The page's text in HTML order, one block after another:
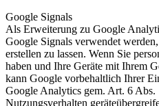
Google Signals
Als Erweiterung zu Google
Google Signals verwendet
erstellen zu lassen. Wenn Sie
haben und Ihre Geräte mit Ihrem
kann Google vorbehaltlich Ihrer
Google Analytics gem. Art. 6
Nutzungsverhalten